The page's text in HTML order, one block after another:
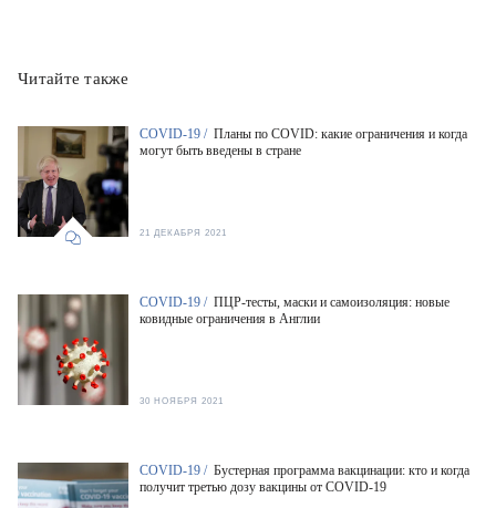
Читайте также
COVID-19 / Планы по COVID: какие ограничения и когда
могут быть введены в стране
21 ДЕКАБРЯ 2021
COVID-19 / ПЦР-тесты, маски и самоизоляция: новые
ковидные ограничения в Англии
30 НОЯБРЯ 2021
COVID-19 / Бустерная программа вакцинации: кто и когда
получит третью дозу вакцины от COVID-19